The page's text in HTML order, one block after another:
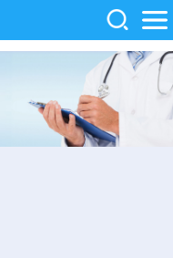
飞秒激光
糖尿病